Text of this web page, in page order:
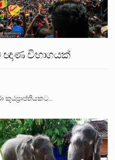
විභාගයක්
කූඨප්‍රාප්තියකට…